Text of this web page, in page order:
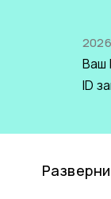
Ваш
ID